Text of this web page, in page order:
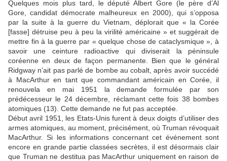
Quelques mois plus tard, le député Albert Gore (le père d’Al
Gore, candidat démocrate malheureux en 2000), qui s’opposa
par la suite à la guerre du Vietnam, déplorait que « la Corée
[fasse] détruise peu à peu la virilité américaine » et suggérait de
mettre fin à la guerre par « quelque chose de cataclysmique », à
savoir une ceinture radioactive qui diviserait la péninsule
coréenne en deux de façon permanente. Bien que le général
Ridgway n’ait pas parlé de bombe au cobalt, après avoir succédé
à MacArthur en tant que commandant américain en Corée, il
renouvela en mai 1951 la demande formulée par son
prédécesseur le 24 décembre, réclamant cette fois 38 bombes
atomiques (13). Cette demande ne fut pas acceptée.
Début avril 1951, les Etats-Unis furent à deux doigts d’utiliser des
armes atomiques, au moment, précisément, où Truman révoquait
MacArthur. Si les informations concernant cet événement sont
encore en grande partie classées secrètes, il est désormais clair
que Truman ne destitua pas MacArthur uniquement en raison de